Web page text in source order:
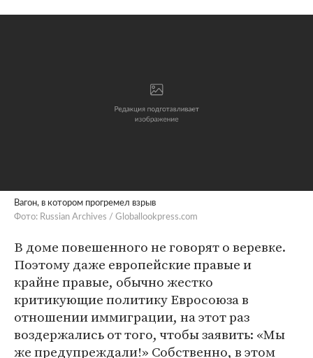
Вагон, в котором прогремел взрыв
Фото: Russian Archives / Globallookpress.com
В доме повешенного не говорят о веревке.
Поэтому даже европейские правые и
крайне правые, обычно жестко
критикующие политику Евросоюза в
отношении иммиграции, на этот раз
воздержались от того, чтобы заявить: «Мы
же предупреждали!» Собственно, в этом